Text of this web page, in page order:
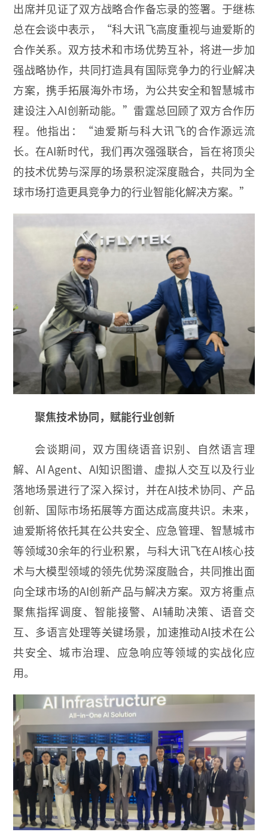
出席并见证了双方战略合作备忘录的签署。于继栋
总在会谈中表示，“科大讯飞高度重视与迪爱斯的
合作关系。双方技术和市场优势互补，将进一步加
强战略协作，共同打造具有国际竞争力的行业解决
方案，携手拓展海外市场，为公共安全和智慧城市
建设注入AI创新动能。”雷霆总回顾了双方合作历
程。他指出：“迪爱斯与科大讯飞的合作源远流
长。在AI新时代，我们再次强强联合，旨在将顶尖
的技术优势与深厚的场景积淀深度融合，共同为全
球市场打造更具竞争力的行业智能化解决方案。”
聚焦技术协同，赋能行业创新
会谈期间，双方围绕语音识别、自然语言理
解、AI Agent、AI知识图谱、虚拟人交互以及行业
落地场景进行了深入探讨，并在AI技术协同、产品
创新、国际市场拓展等方面达成高度共识。未来，
迪爱斯将依托其在公共安全、应急管理、智慧城市
等领域30余年的行业积累，与科大讯飞在AI核心技
术与大模型领域的领先优势深度融合，共同推出面
向全球市场的AI创新产品与解决方案。双方将重点
聚焦指挥调度、智能接警、AI辅助决策、语音交
互、多语言处理等关键场景，加速推动AI技术在公
共安全、城市治理、应急响应等领域的实战化应
用。